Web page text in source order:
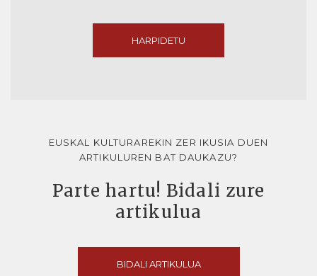
HARPIDETU
EUSKAL KULTURAREKIN ZER IKUSIA DUEN
ARTIKULUREN BAT DAUKAZU?
Parte hartu! Bidali zure
artikulua
BIDALI ARTIKULUA